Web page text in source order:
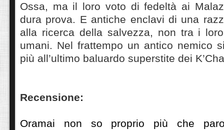
Ossa, ma il loro voto di fedeltà ai
dura prova. E antiche enclavi di una
alla ricerca della salvezza, non tra i
umani. Nel frattempo un antico nemico
più all’ultimo baluardo superstite dei
Recensione:
Oramai non so proprio più che